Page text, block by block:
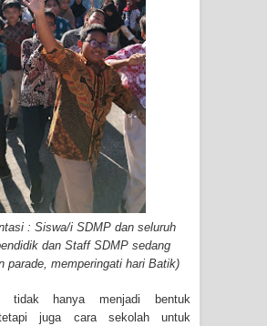
: Siswa/i SDMP dan seluruh
dan Staff SDMP sedang
parade, memperingati hari Batik)
tidak hanya menjadi bentuk
juga cara sekolah untuk